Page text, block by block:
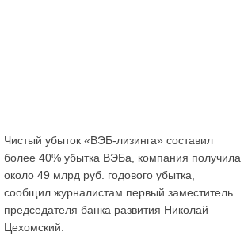
Чистый убыток «ВЭБ-лизинга» составил
более 40% убытка ВЭБа, компания получила
около 49 млрд руб. годового убытка,
сообщил журналистам первый заместитель
председателя банка развития Николай
Цехомский.